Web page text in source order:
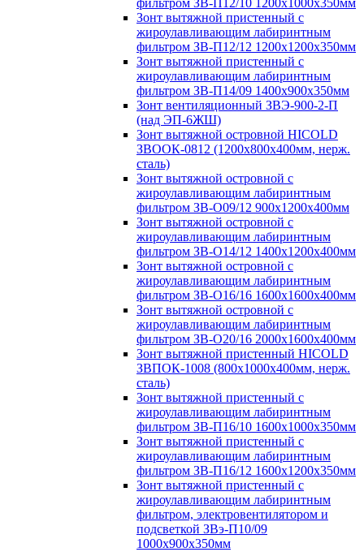
фильтром ЗВ-П12/10 1200х1000х350мм
Зонт вытяжной пристенный с
жироулавливающим лабиринтным
фильтром ЗВ-П12/12 1200х1200х350мм
Зонт вытяжной пристенный с
жироулавливающим лабиринтным
фильтром ЗВ-П14/09 1400х900х350мм
Зонт вентиляционный ЗВЭ-900-2-П
(над ЭП-6ЖШ)
Зонт вытяжной островной HICOLD
ЗВООК-0812 (1200х800x400мм, нерж.
сталь)
Зонт вытяжной островной с
жироулавливающим лабиринтным
фильтром ЗВ-О09/12 900х1200х400мм
Зонт вытяжной островной с
жироулавливающим лабиринтным
фильтром ЗВ-О14/12 1400х1200х400мм
Зонт вытяжной островной с
жироулавливающим лабиринтным
фильтром ЗВ-О16/16 1600х1600х400мм
Зонт вытяжной островной с
жироулавливающим лабиринтным
фильтром ЗВ-О20/16 2000х1600х400мм
Зонт вытяжной пристенный HICOLD
ЗВПОК-1008 (800х1000х400мм, нерж.
сталь)
Зонт вытяжной пристенный с
жироулавливающим лабиринтным
фильтром ЗВ-П16/10 1600х1000х350мм
Зонт вытяжной пристенный с
жироулавливающим лабиринтным
фильтром ЗВ-П16/12 1600х1200х350мм
Зонт вытяжной пристенный с
жироулавливающим лабиринтным
фильтром, электровентилятором и
подсветкой ЗВэ-П10/09
1000х900х350мм